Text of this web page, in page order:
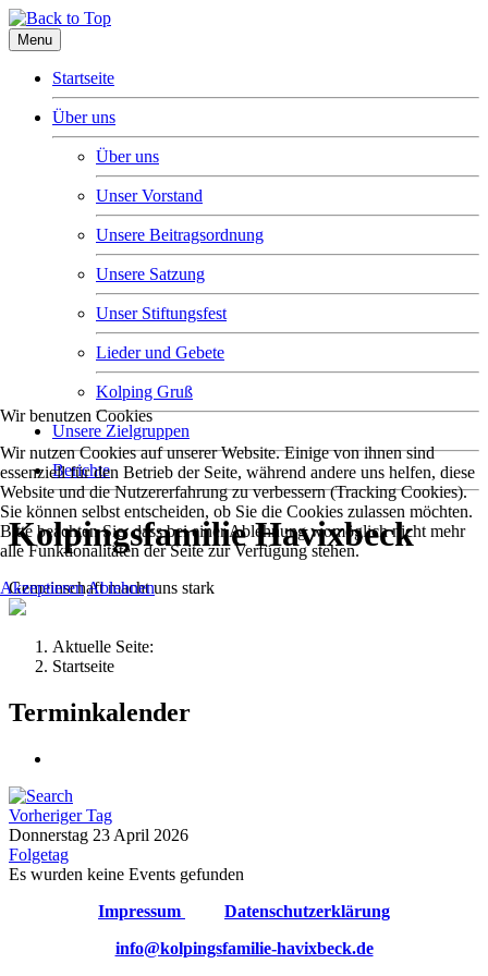
Menu
Startseite
Über uns
Über uns
Unser Vorstand
Unsere Beitragsordnung
Unsere Satzung
Unser Stiftungsfest
Lieder und Gebete
Kolping Gruß
Unsere Zielgruppen
Berichte
Kolpingsfamilie Havixbeck
Gemeinschaft macht uns stark
Aktuelle Seite:
Startseite
Terminkalender
Vorheriger Tag
Donnerstag 23 April 2026
Folgetag
Es wurden keine Events gefunden
Impressum
Datenschutzerklärung
info@kolpingsfamilie-havixbeck.de
Wir benutzen Cookies
Wir nutzen Cookies auf unserer Website. Einige von ihnen sind
essenziell für den Betrieb der Seite, während andere uns helfen, diese
Website und die Nutzererfahrung zu verbessern (Tracking Cookies).
Sie können selbst entscheiden, ob Sie die Cookies zulassen möchten.
Bitte beachten Sie, dass bei einer Ablehnung womöglich nicht mehr
alle Funktionalitäten der Seite zur Verfügung stehen.
AkzeptierenAblehnen